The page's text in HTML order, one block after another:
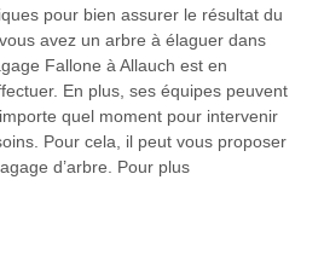
pour bien assurer le résultat du
avez un arbre à élaguer dans
Fallone à Allauch est en
En plus, ses équipes peuvent
quel moment pour intervenir
Pour cela, il peut vous proposer
d’arbre. Pour plus